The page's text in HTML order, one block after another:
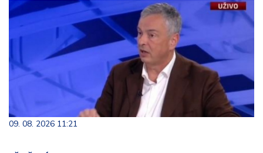
09. 08. 2026 11:21